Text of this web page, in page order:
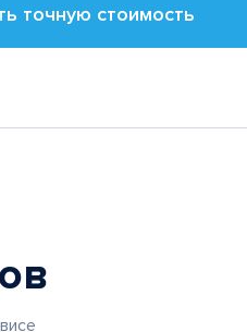
точную стоимость